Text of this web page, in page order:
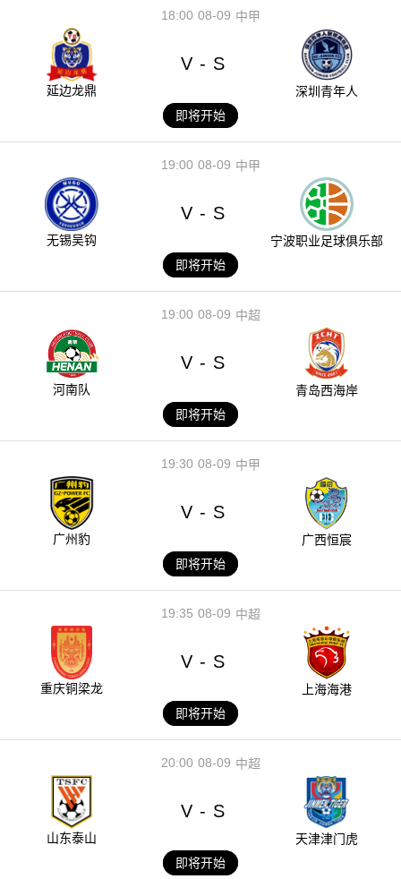
08-09
18:00 中甲
延边龙鼎
V - S
深圳青年人
即将开始
08-09
19:00 中甲
无锡吴钩
V - S
宁波职业足球俱乐部
即将开始
08-09
19:00 中超
河南队
V - S
青岛西海岸
即将开始
08-09
19:30 中甲
广州豹
V - S
广西恒宸
即将开始
08-09
19:35 中超
重庆铜梁龙
V - S
上海海港
即将开始
08-09
20:00 中超
山东泰山
V - S
天津津门虎
即将开始